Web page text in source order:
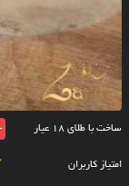
ساخت با طلای ۱۸ عیار
امتیاز کاربران